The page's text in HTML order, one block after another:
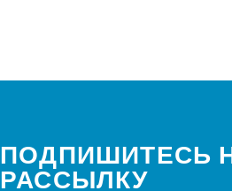
ПОДПИШИТЕСЬ
РАССЫЛКУ